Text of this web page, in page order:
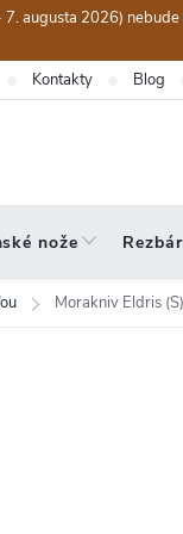
augusta 2026)
Kontakty Blog
nože
Morakniv Eldris